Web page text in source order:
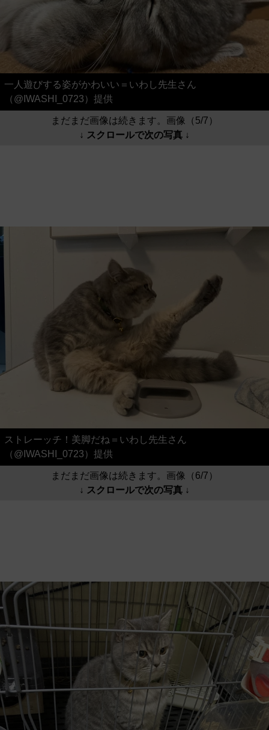
一人遊びする姿がかわいい＝いわし先生さん
（@IWASHI_0723）提供
まだまだ画像は続きます。画像（5/7）
↓ スクロールで次の写真 ↓
ストレーッチ！美脚だね＝いわし先生さん
（@IWASHI_0723）提供
まだまだ画像は続きます。画像（6/7）
↓ スクロールで次の写真 ↓